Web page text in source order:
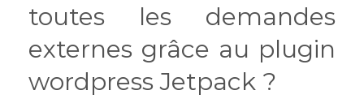
toutes les demandes
externes grâce au plugin
wordpress Jetpack ?